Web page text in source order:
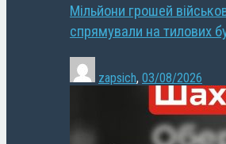
Мільйони грошей
спрямували на тилових
zapsich, 03/08/2026